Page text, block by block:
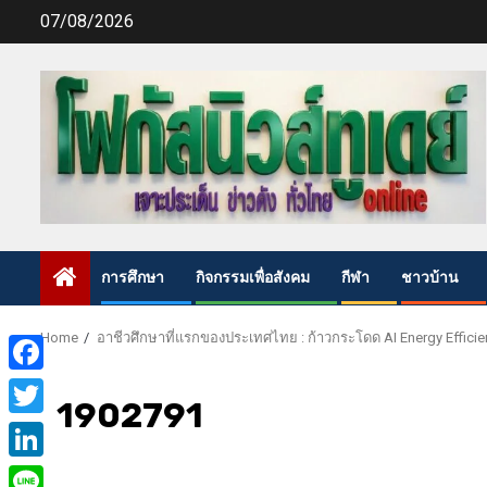
07/08/2026
การศึกษา กิจกรรมเพื่อสังคม กีฬา ชาวบ้าน
Home อาชีวศึกษาที่แรกของประเทศไทย : ก้าวกระโดด AI Energy
1902791
Facebook
Twitter
LinkedIn